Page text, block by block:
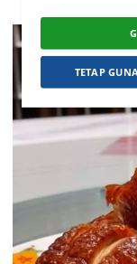
TETAP